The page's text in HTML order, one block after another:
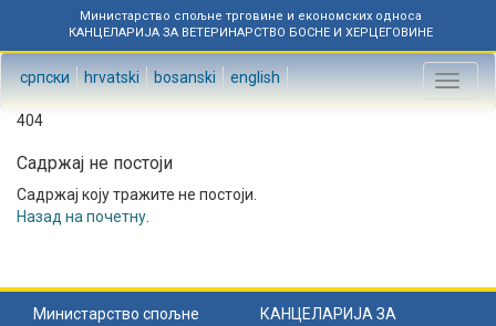
Министарство спољне трговине и економских односа
КАНЦЕЛАРИЈА ЗА ВЕТЕРИНАРСТВО БОСНЕ И ХЕРЦЕГОВИНЕ
српски hrvatski bosanski english
Toggle
404
Садржај не постоји
Садржај коју тражите не постоји.
Назад на почетну
Министарство спољне
КАНЦЕЛАРИЈА ЗА